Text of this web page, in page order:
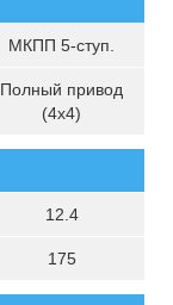
МКПП 5-ступ.
Полный привод
(4х4)
12.4
175